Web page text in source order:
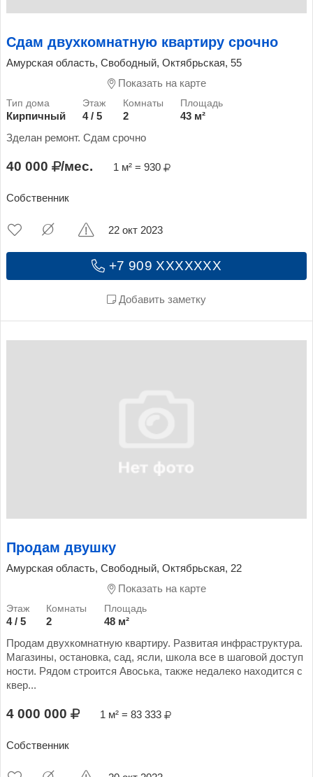
Сдам двухкомнатную квартиру срочно
Амурская область, Свободный, Октябрьская, 55
Показать на карте
Кирпичный 4 / 5 2
43 м²
Зделан ремонт. Сдам срочно
40 000 /мес. 1 м² = 930
Собственник
+7 909 XXXXXXX
Добавить заметку
22 окт 2023
Продам двушку
Амурская область, Свободный, Октябрьская, 22
Показать на карте
4 / 5 2
48 м²
Продам двухкомнатную квартиру. Развитая инфраструктура.
Магазины, остановка, сад, ясли, школа все в шаговой доступ
ности. Рядом строится Авоська, также недалеко находится с
квер...
4 000 000 1 м² = 83 333
Собственник